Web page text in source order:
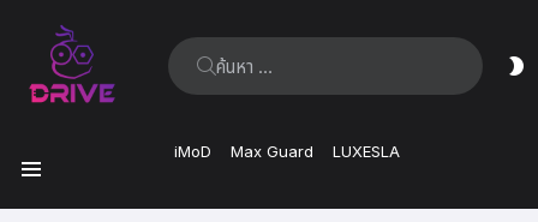
ค้นหา:
iMoD Max Guard LUXESLA